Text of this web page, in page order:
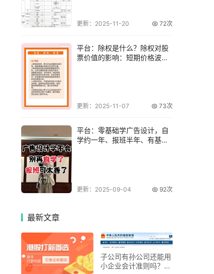
更新：2025-11-20 72次
平台：除权是什么？除权对股
票价值的影响：短期价格波动
更新：2025-11-07 73次
平台：零基础学广告设计，自
学约一年、报班半年、有基础
更新：2025-09-04 92次
最新文章
子公司有孙公司还能用
小企业会计准则吗？集